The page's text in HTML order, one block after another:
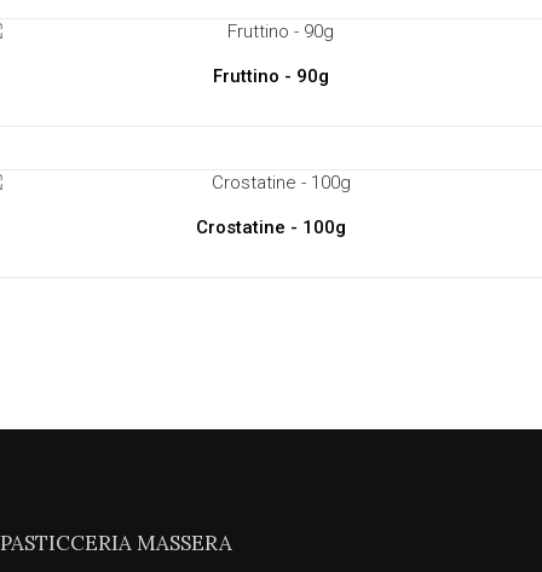
Fruttino - 90g
Crostatine - 100g
PASTICCERIA MASSERA